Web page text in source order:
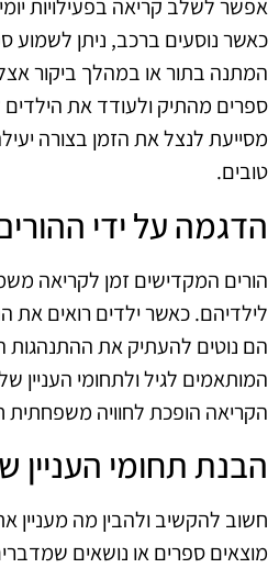
אפשר לשלב קריאה בפעילויות
כאשר נוסעים ברכב, ניתן לשמוע
המתנה בתור או במהלך ביקור
ספרים מהתיק ולעודד את הילדים
מסייעת לנצל את הזמן בצורה
טובים.
הדגמה על ידי
הורים המקדישים זמן לקריאה
לילדיהם. כאשר ילדים רואים את
הם נוטים להעתיק את ההתנהגות
המותאמים לגיל ולתחומי העניין
הקריאה הופכת לחוויה משפחתית
הבנת תחומי העניין
חשוב להקשיב ולהבין מה מעניין
מוצאים ספרים או נושאים